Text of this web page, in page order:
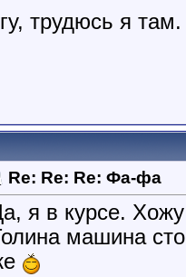
трудюсь я там.
Re: Re: Re: Фа-фа
я в курсе.
машина